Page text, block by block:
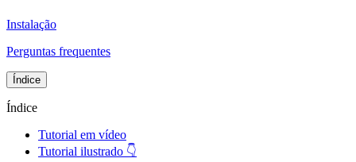
Instalação
Perguntas frequentes
Índice
Índice
Tutorial em vídeo
Tutorial ilustrado 👇